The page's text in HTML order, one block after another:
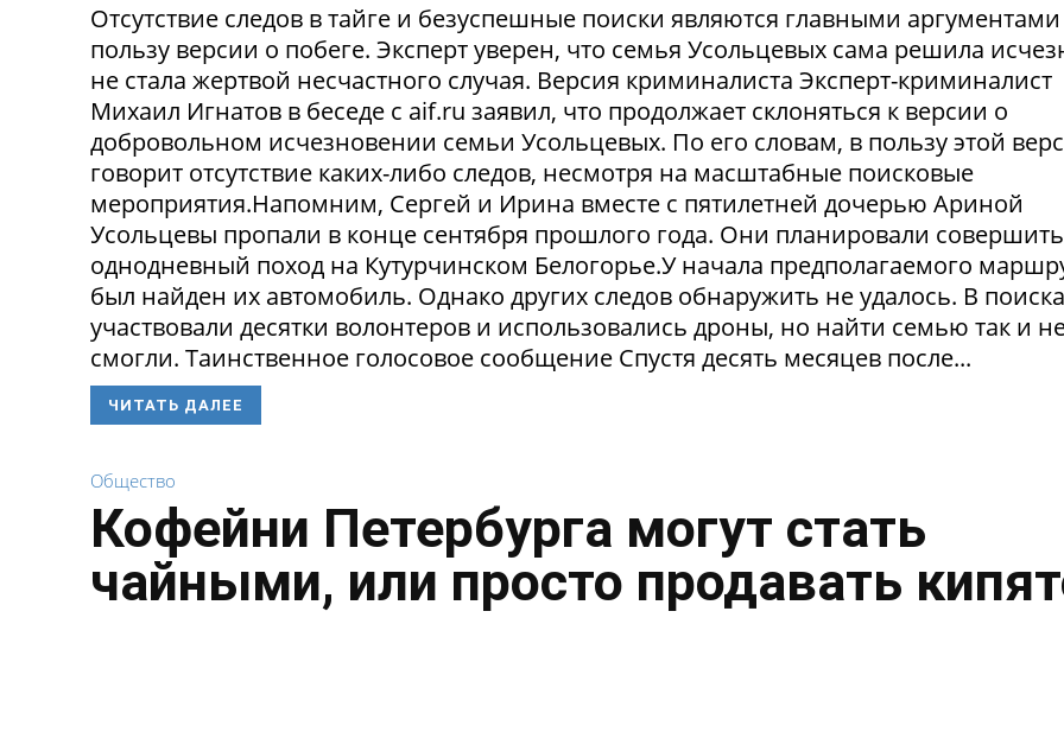
Отсутствие следов в тайге и безуспешные поиски являются главными
пользу версии о побеге. Эксперт уверен, что семья Усольцевых сама решила
не стала жертвой несчастного случая. Версия криминалиста Эксперт-криминалист
Михаил Игнатов в беседе с aif.ru заявил, что продолжает склоняться к версии о
добровольном исчезновении семьи Усольцевых. По его словам, в пользу этой
говорит отсутствие каких-либо следов, несмотря на масштабные поисковые
мероприятия.Напомним, Сергей и Ирина вместе с пятилетней дочерью Ариной
Усольцевы пропали в конце сентября прошлого года. Они планировали совершить
однодневный поход на Кутурчинском Белогорье.У начала предполагаемого
был найден их автомобиль. Однако других следов обнаружить не удалось. В
участвовали десятки волонтеров и использовались дроны, но найти семью так и
смогли. Таинственное голосовое сообщение Спустя десять месяцев после...
ЧИТАТЬ ДАЛЕЕ
Общество
Кофейни Петербурга могут стать
чайными, или просто продавать